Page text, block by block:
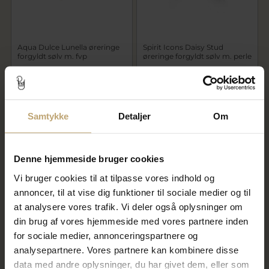
Samtykke Detaljer Om
Denne hjemmeside bruger cookies
Vi bruger cookies til at tilpasse vores indhold og
annoncer, til at vise dig funktioner til sociale medier og til
at analysere vores trafik. Vi deler også oplysninger om
din brug af vores hjemmeside med vores partnere inden
for sociale medier, annonceringspartnere og
analysepartnere. Vores partnere kan kombinere disse
data med andre oplysninger, du har givet dem, eller som
Aqua Dulce Lunella øreringe
forgyldt sølv m. fvp
499,00 kr
Spirit Icons Daisy Stud
øreringe forgyldt sølv m. perle
Spirit Icons Daisy Stud
øreringe sølv m. perle
Spirit Icons Emily Pearl
øreringe forgyldt sølv m. perle